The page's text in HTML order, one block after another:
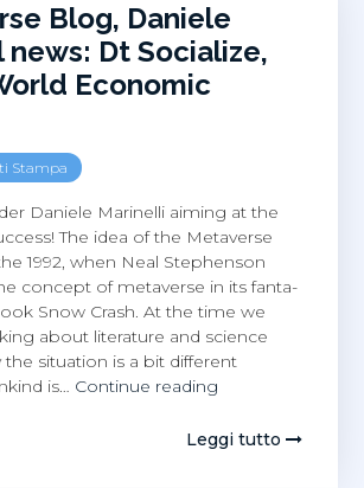
Socialize
Blog, Daniele
news: Dt Socialize,
Economic
Stampa
Daniele Marinelli aiming at the
The idea of the Metaverse
1992, when Neal Stephenson
concept of metaverse in its fanta-
Snow Crash. At the time we
about literature and science
the situation is a bit different
is… Continue reading
Daniele
Leggi tutto